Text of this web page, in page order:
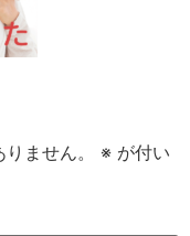
ません。 ※ が付い